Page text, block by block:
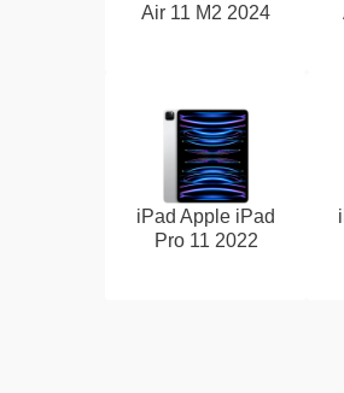
Air 11 M2 2024
iPad Apple iPad
Pro 11 2022